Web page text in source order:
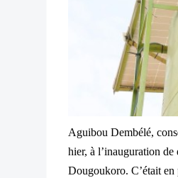
Aguibou Dembélé,
hier, à l’inauguration
Dougoukoro. C’était